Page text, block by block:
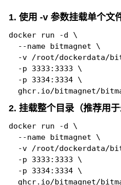
1. 使用 -v 参数挂载单个文
docker run -d \
  --name bitmagnet \
-v /root/dockerdata/
  -p 3333:3333 \
  -p 3334:3334 \
ghcr.io/bitmagnet/
2. 挂载整个目录（推荐用于
docker run -d \
  --name bitmagnet \
-v /root/dockerdata/
  -p 3333:3333 \
  -p 3334:3334 \
ghcr.io/bitmagnet/